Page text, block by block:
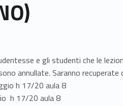
e gli studenti che le
annullate. Saranno recuperate
h 17/20 aula 8
h 17/20 aula 8